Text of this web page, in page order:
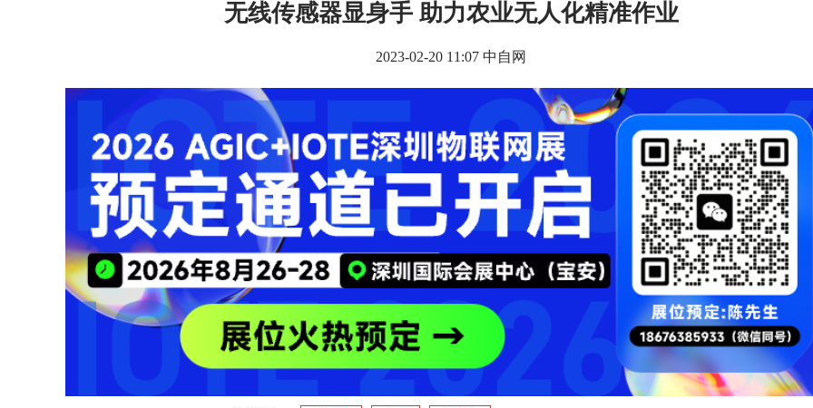
无线传感器显身手 助力农业无人化精准作业
2023-02-20 11:07 中自网